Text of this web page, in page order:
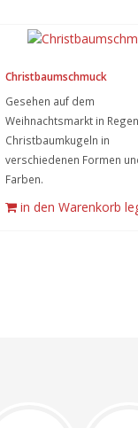
Christbaumschmuck
Gesehen auf dem
Weihnachtsmarkt in
Christbaumkugeln in
verschiedenen Formen
Farben.
in den Warenkorb